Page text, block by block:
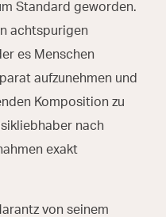
Standard geworden.
achtspurigen
es Menschen
aufzunehmen und
Komposition zu
nach
exakt
von seinem